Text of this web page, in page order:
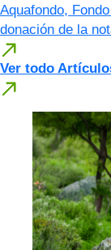
Aquafondo,
donación de la
Ver todo